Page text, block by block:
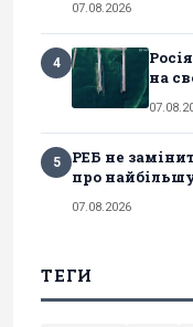
07.08.2026
4
на
5
РЕБ не
про
07.08.2026
ТЕГИ